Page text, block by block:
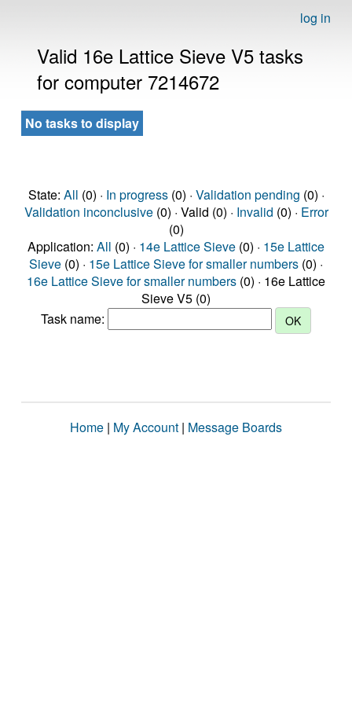
log in
Valid 16e Lattice Sieve V5 tasks
for computer 7214672
No tasks to display
State: All (0) · In progress(0) · Validation pending (0) ·
Validation inconclusive(0) · Valid (0) · Invalid (0) · Error
(0)
Application: All (0) · 14e Lattice Sieve (0) · 15e Lattice
Sieve (0) · 15e Lattice Sieve for smaller numbers (0) ·
16e Lattice Sieve for smaller numbers (0) · 16e Lattice
Sieve V5 (0)
Task name:
Home | My Account | Message Boards